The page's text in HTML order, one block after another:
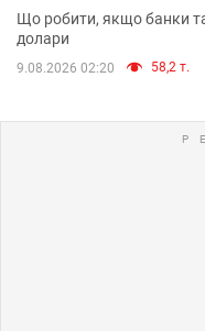
Що робити, якщо банки
долари
9.08.2026 02:20 58,2 т.